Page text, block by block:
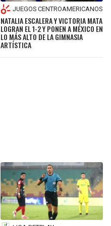
JUEGOS CENTROAMERICANOS
NATALIA ESCALERA Y VICTORIA MATA
LOGRAN EL 1-2 Y PONEN A MÉXICO EN
LO MÁS ALTO DE LA GIMNASIA
ARTÍSTICA